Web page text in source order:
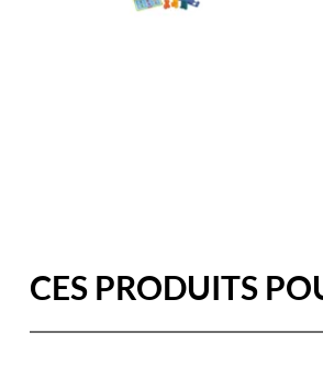
CES PRODUITS